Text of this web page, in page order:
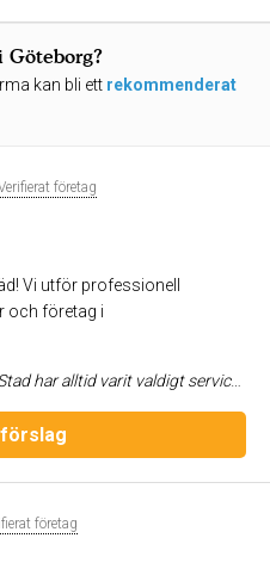
kan bli ett rekommenderat
företag
Vi utför professionell
och företag i
minded och flexibla! Har haft regelbunden stadning i manga ar samt anlitat Agnes Stad for flyttstadning - alltid till stor belatenhet!
företag